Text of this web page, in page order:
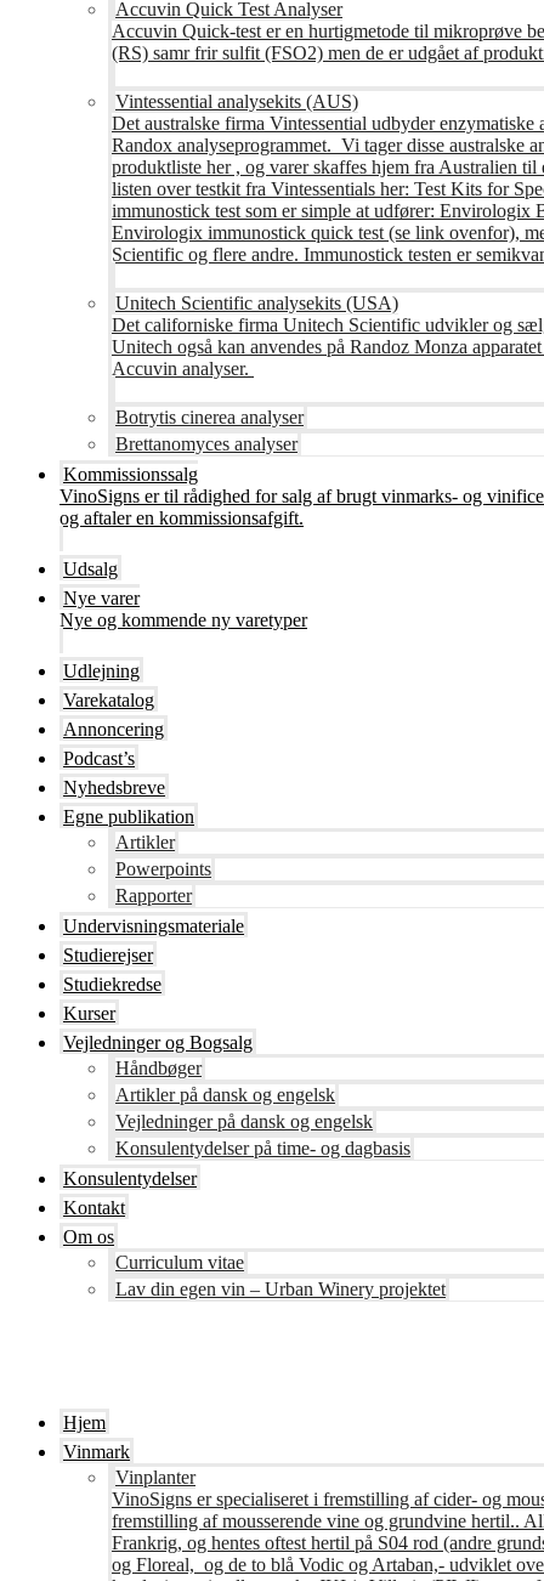
Accuvin Quick Test Analyser
Accuvin Quick-test er en hurtigmetode til mikroprøve
(RS) samr frir sulfit (FSO2) men de er udgået af
Vintessential analysekits (AUS)
Det australske firma Vintessential udbyder
Randox analyseprogrammet. Vi tager disse australske
produktliste her , og varer skaffes hjem fra Australien
listen over testkit fra Vintessentials her: Test Kits for
immunostick test som er simple at udfører: Envirologix
Envirologix immunostick quick test (se link ovenfor),
Scientific og flere andre. Immunostick testen er
Unitech Scientific analysekits (USA)
Det californiske firma Unitech Scientific udvikler og
Unitech også kan anvendes på Randoz Monza
Accuvin analyser.
Botrytis cinerea analyser
Brettanomyces analyser
Kommissionssalg
VinoSigns er til rådighed for salg af brugt vinmarks- og
og aftaler en kommissionsafgift.
Udsalg
Nye varer
Nye og kommende ny varetyper
Udlejning
Varekatalog
Annoncering
Podcast’s
Nyhedsbreve
Egne publikation
Artikler
Powerpoints
Rapporter
Undervisningsmateriale
Studierejser
Studiekredse
Kurser
Vejledninger og Bogsalg
Håndbøger
Artikler på dansk og engelsk
Vejledninger på dansk og engelsk
Konsulentydelser på time- og dagbasis
Konsulentydelser
Kontakt
Om os
Curriculum vitae
Lav din egen vin – Urban Winery projektet
Hjem
Vinmark
Vinplanter
VinoSigns er specialiseret i fremstilling af cider- og
fremstilling af mousserende vine og grundvine hertil..
Frankrig, og hentes oftest hertil på S04 rod (andre
og Floreal, og de to blå Vodic og Artaban,- udviklet